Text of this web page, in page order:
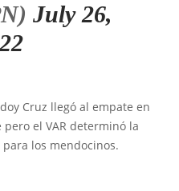
July 26,
Cruz llegó al empate en
el VAR determinó la
los mendocinos.